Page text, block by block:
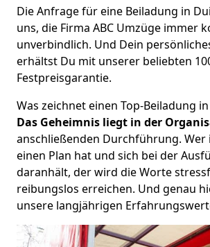
Die Anfrage für eine Beiladung in
uns, die Firma ABC Umzüge immer
unverbindlich. Und Dein
erhältst Du mit unserer beliebten
Festpreisgarantie.
Was zeichnet einen Top-Beiladung
Das Geheimnis liegt in der
anschließenden Durchführung. Wer
einen Plan hat und sich bei der
daranhält, der wird die Worte
reibungslos erreichen. Und genau
unsere langjährigen